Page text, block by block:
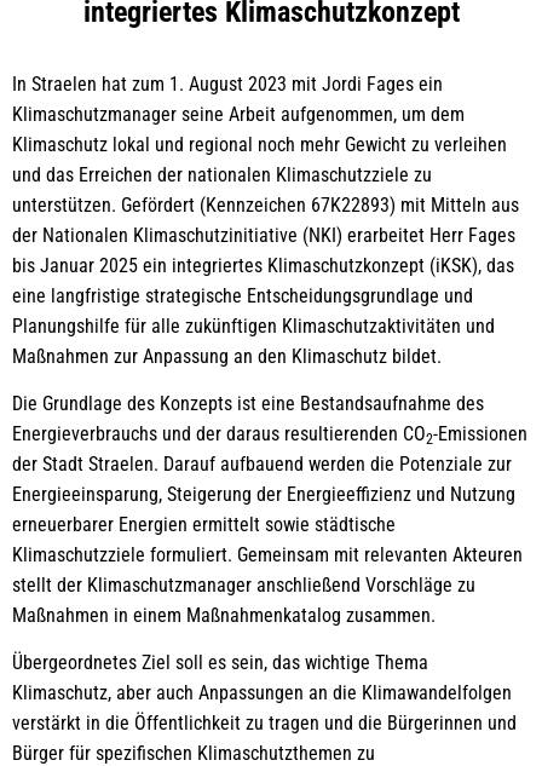
Klimaschutzkonzept
integriertes Klimaschutzkonzept
In Straelen hat zum 1. August 2023 mit Jordi Fages ein
Klimaschutzmanager seine Arbeit aufgenommen, um dem
Klimaschutz lokal und regional noch mehr Gewicht zu verleihen
und das Erreichen der nationalen Klimaschutzziele zu
unterstützen. Gefördert (Kennzeichen 67K22893) mit Mitteln aus
der Nationalen Klimaschutzinitiative (NKI) erarbeitet Herr Fages
bis Januar 2025 ein integriertes Klimaschutzkonzept (iKSK), das
eine langfristige strategische Entscheidungsgrundlage und
Planungshilfe für alle zukünftigen Klimaschutzaktivitäten und
Maßnahmen zur Anpassung an den Klimaschutz bildet.
Die Grundlage des Konzepts ist eine Bestandsaufnahme des
Energieverbrauchs und der daraus resultierenden CO2-Emissionen
der Stadt Straelen. Darauf aufbauend werden die Potenziale zur
Energieeinsparung, Steigerung der Energieeffizienz und Nutzung
erneuerbarer Energien ermittelt sowie städtische
Klimaschutzziele formuliert. Gemeinsam mit relevanten Akteuren
stellt der Klimaschutzmanager anschließend Vorschläge zu
Maßnahmen in einem Maßnahmenkatalog zusammen.
Übergeordnetes Ziel soll es sein, das wichtige Thema
Klimaschutz, aber auch Anpassungen an die Klimawandelfolgen
verstärkt in die Öffentlichkeit zu tragen und die Bürgerinnen und
Bürger für spezifischen Klimaschutzthemen zu